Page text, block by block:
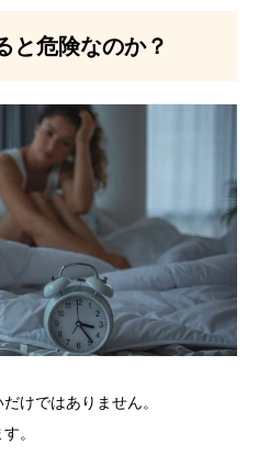
と危険なのか？
けではありません。
。